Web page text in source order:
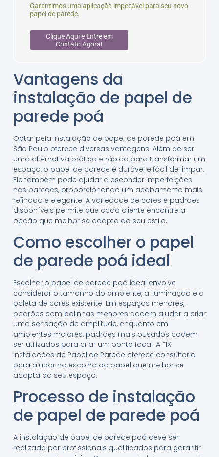
Garantimos uma aplicação impecável para seu novo
papel de parede.
Clique Aqui e Entre em
Contato Agora!
Vantagens da
instalação de papel de
parede poá
Optar pela instalação de papel de parede poá em
São Paulo oferece diversas vantagens. Além de ser
uma alternativa prática e rápida para transformar um
espaço, o papel de parede é durável e fácil de limpar.
Ele também pode ajudar a esconder imperfeições
nas paredes, proporcionando um acabamento mais
refinado e elegante. A variedade de cores e padrões
disponíveis permite que cada cliente encontre a
opção que melhor se adapta ao seu estilo.
Como escolher o papel
de parede poá ideal
Escolher o papel de parede poá ideal envolve
considerar o tamanho do ambiente, a iluminação e a
paleta de cores existente. Em espaços menores,
padrões com bolinhas menores podem ajudar a criar
uma sensação de amplitude, enquanto em
ambientes maiores, padrões mais ousados podem
ser utilizados para criar um ponto focal. A FIX
Instalações de Papel de Parede oferece consultoria
para ajudar na escolha do papel que melhor se
adapta ao seu espaço.
Processo de instalação
de papel de parede poá
A instalação de papel de parede poá deve ser
realizada por profissionais qualificados para garantir